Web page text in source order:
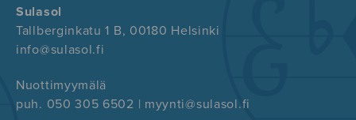
Sulasol
Tallberginkatu 1 B, 00180 Helsinki
info@sulasol.fi
Nuottimyymälä
puh. 050 305 6502 | myynti@sulasol.fi